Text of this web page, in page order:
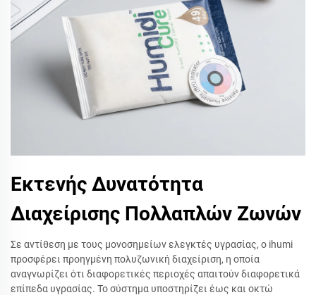
Εκτενής Δυνατότητα
Διαχείρισης Πολλαπλών Ζωνών
Σε αντίθεση με τους μονοσημείων ελεγκτές υγρασίας, ο ihumi
προσφέρει προηγμένη πολυζωνική διαχείριση, η οποία
αναγνωρίζει ότι διαφορετικές περιοχές απαιτούν διαφορετικά
επίπεδα υγρασίας. Το σύστημα υποστηρίζει έως και οκτώ